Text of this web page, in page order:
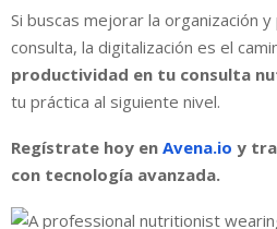
Si buscas mejorar la organización
consulta, la digitalización es el
productividad en tu consulta
tu práctica al siguiente nivel.
Regístrate hoy en Avena.io y
con tecnología avanzada.